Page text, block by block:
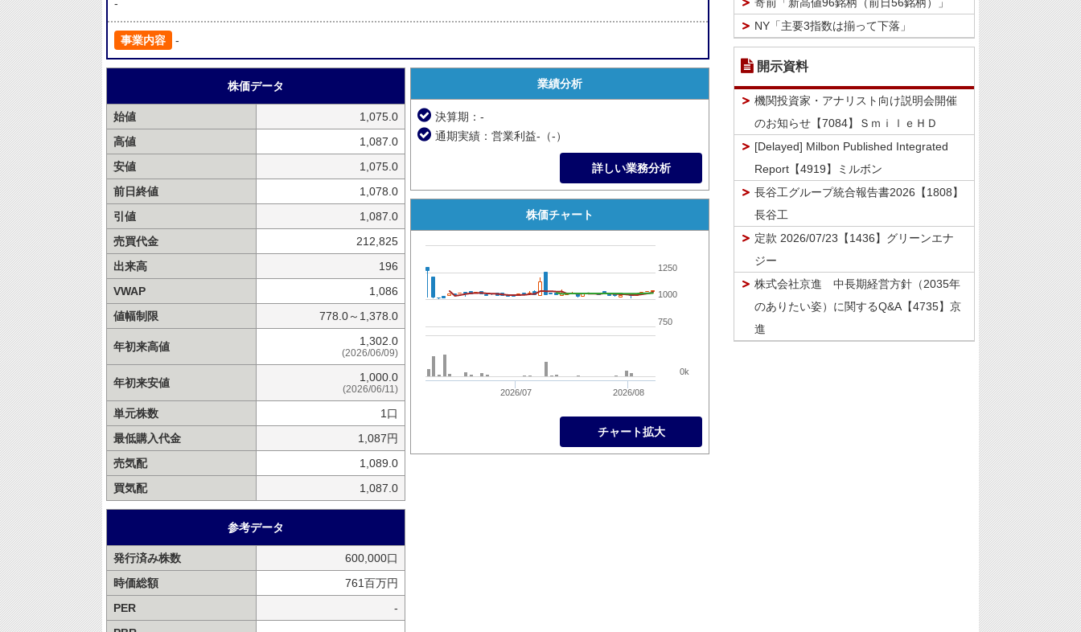
-
事業内容 -
株価データ
始値
1,075.0
高値
1,087.0
安値
1,075.0
前日終値
1,078.0
引値
1,087.0
売買代金
212,825
出来高
196
VWAP
1,086
値幅制限
778.0～1,378.0
年初来高値 1,302.0
(2026/06/09)
年初来安値 1,000.0
(2026/06/11)
単元株数
1口
最低購入代金
1,087円
売気配
1,089.0
買気配
1,087.0
参考データ
発行済み株数
600,000口
時価総額
761百万円
PER
-
業績分析
決算期：-
通期実績：営業利益-（-）
詳しい業務分析
株価チャート
2026/07 2026/08
750
1000
1250
0k
チャート拡大
寄前「新高値96銘柄（前日56銘柄）」
NY「主要3指数は揃って下落」
開示資料
機関投資家・アナリスト向け説明会開催
のお知らせ【7084】ＳｍｉｌｅＨＤ
[Delayed] Milbon Published Integrated
Report【4919】ミルボン
長谷工グループ統合報告書2026【1808】
長谷工
定款 2026/07/23【1436】グリーンエナ
ジー
株式会社京進 中長期経営方針（2035年
のありたい姿）に関するQ&A【4735】京
進